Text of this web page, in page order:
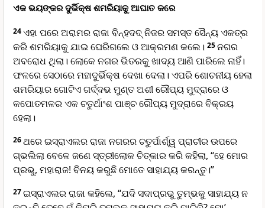
ଏକ ଭୟଙ୍କର ଦୁର୍ଭିକ୍ଷ ଶମରିୟାକୁ ଆଘାତ କରେ
24ଏହା ପରେ ଅରାମର ରାଜା ବି‌ନ୍‌ହଦଦ୍ ନିଜର ସମସ୍ତ ସୈନ୍ୟ ଏକତ୍ର
କରି ଶମରିୟାକୁ ଯାଇ ଘେରିଗଲେ ଓ ଆକ୍ରମଣ କଲେ। 25ନଗର
ଅବରୋଧ ଥିଲା। ଲୋକେ ନଗର ଭିତରକୁ ଖାଦ୍ୟ ଆଣି ପାରିଲେ ନାହିଁ।
ଫଳରେ ସେଠାରେ ମହାଦୁର୍ଭିକ୍ଷ ଦେଖା ଦେଲା। ଏପରି ଶୋଚନୀୟ ହେଲା
ଶମରିୟାର ଗୋଟିଏ ଗର୍ଦ୍ଦଭ ମୁଣ୍ତ ଅଶୀ ରୌପ୍ୟ ମୁଦ୍ରାରେ ଓ
କପୋତମଳର ଏକ ଚତୁର୍ଥାଂଶ ପାଞ୍ଚ ରୌପ୍ୟ ମୁଦ୍ରାରେ ବିକ୍ରୟ
ହେଲା।
26ଥରେ ଇସ୍ରାଏଲର ରାଜା ନଗରର ଚତୁର୍ପାର୍ଶ୍ୱ ପ୍ରାଚୀର ଉପରେ
ଗ୍ଭଲିଲା ବେଳେ ଜଣେ ସ୍ତ୍ରୀଲୋକ ଚିତ୍କାର କରି କହିଲା, “ହେ ମୋର
ପ୍ରଭୁ, ମହାରାଜ! ବିନୟ କରୁଛି ମୋତେ ସାହାଯ୍ୟ କରନ୍ତୁ।”
27ଇସ୍ରାଏଲର ରାଜା କହିଲେ, “ଯଦି ସଦାପ୍ରଭୁ ତୁମ୍ଭକୁ ସାହାଯ୍ୟ ନ